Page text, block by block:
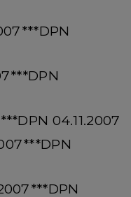
04.11.2007